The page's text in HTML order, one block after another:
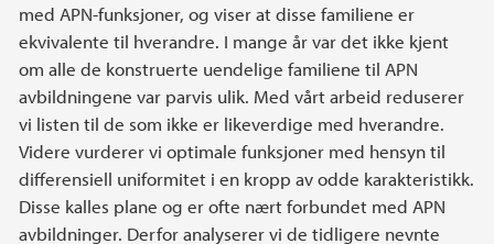
med APN-funksjoner, og viser at disse familiene er
ekvivalente til hverandre. I mange år var det ikke kjent
om alle de konstruerte uendelige familiene til APN
avbildningene var parvis ulik. Med vårt arbeid reduserer
vi listen til de som ikke er likeverdige med hverandre.
Videre vurderer vi optimale funksjoner med hensyn til
differensiell uniformitet i en kropp av odde karakteristikk.
Disse kalles plane og er ofte nært forbundet med APN
avbildninger. Derfor analyserer vi de tidligere nevnte